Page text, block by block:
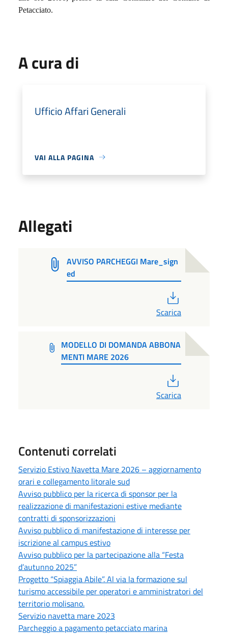
Petacciato.
A cura di
Ufficio Affari Generali
VAI ALLA PAGINA
Allegati
AVVISO PARCHEGGI Mare_sign
ed
Scarica
MODELLO DI DOMANDA ABBONA
MENTI MARE 2026
Scarica
Contenuti correlati
Servizio Estivo Navetta Mare 2026 – aggiornamento
orari e collegamento litorale sud
Avviso pubblico per la ricerca di sponsor per la
realizzazione di manifestazioni estive mediante
contratti di sponsorizzazioni
Avviso pubblico di manifestazione di interesse per
iscrizione al campus estivo
Avviso pubblico per la partecipazione alla “Festa
d’autunno 2025”
Progetto “Spiaggia Abile”. Al via la formazione sul
turismo accessibile per operatori e amministratori del
territorio molisano.
Servizio navetta mare 2023
Parcheggio a pagamento petacciato marina